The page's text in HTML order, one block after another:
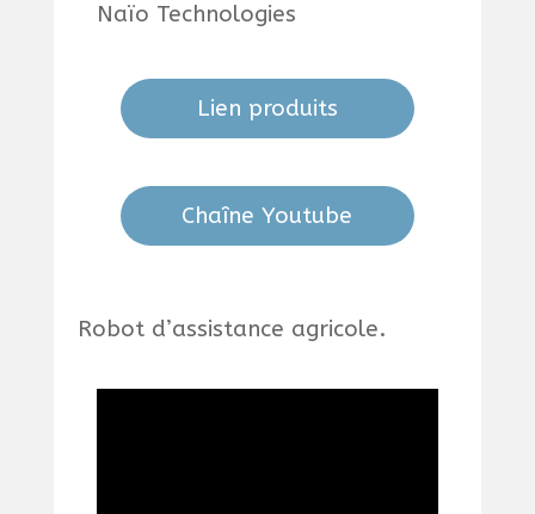
Naïo Technologies
Lien produits
Chaîne Youtube
Robot d’assistance agricole.